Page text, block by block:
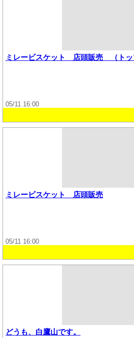
ミレービスケット 店頭販売 （トッ
05/11 16:00
ミレービスケット 店頭販売
05/11 16:00
どうも、白鷹山です。